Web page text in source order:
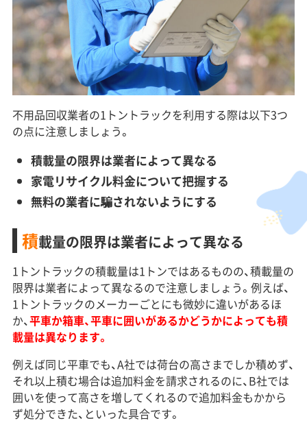
不用品回収業者の1トントラックを利用する際は以下3つ
の点に注意しましょう。
積載量の限界は業者によって異なる
家電リサイクル料金について把握する
無料の業者に騙されないようにする
積載量の限界は業者によって異なる
1トントラックの積載量は1トンではあるものの、積載量の
限界は業者によって異なるので注意しましょう。例えば、
1トントラックのメーカーごとにも微妙に違いがあるほ
か、平車か箱車、平車に囲いがあるかどうかによっても積
載量は異なります。
例えば同じ平車でも、A社では荷台の高さまでしか積めず、
それ以上積む場合は追加料金を請求されるのに、B社では
囲いを使って高さを増してくれるので追加料金もかから
ず処分できた、といった具合です。